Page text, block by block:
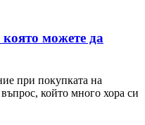
можете да
при покупката на
който много хора си